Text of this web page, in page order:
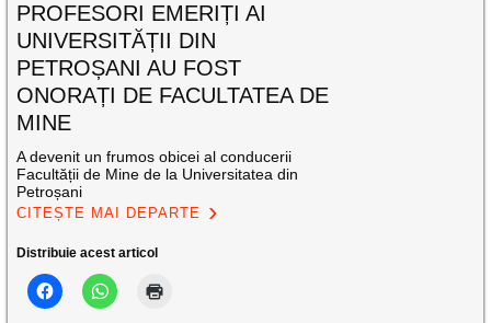
PROFESORI EMERIȚI AI
UNIVERSITĂȚII DIN
PETROȘANI AU FOST
ONORAȚI DE FACULTATEA DE
MINE
A devenit un frumos obicei al conducerii
Facultății de Mine de la Universitatea din
Petroșani
CITEȘTE MAI DEPARTE
Distribuie acest articol